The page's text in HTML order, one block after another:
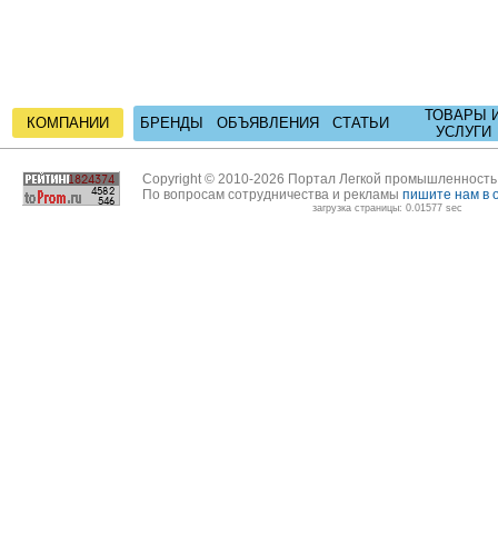
КОМПАНИИ БРЕНДЫ ОБЪЯВЛЕНИЯ СТАТЬИ
ТОВАРЫ
УСЛУГИ
Copyright © 2010-2026 Портал Легкой
По вопросам сотрудничества и рекламы пишите нам в
загрузка страницы: 0.01577 sec